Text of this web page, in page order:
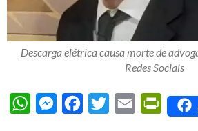
Descarga elétrica causa morte de
Redes Sociais
WhatsAppMessengerFacebook
Twitter Email